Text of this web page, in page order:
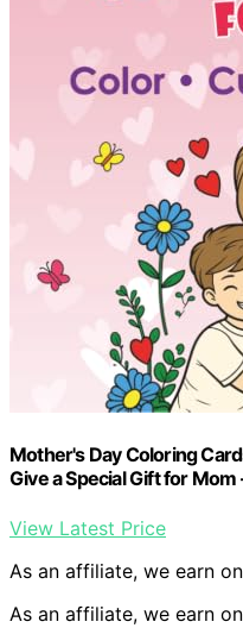
Mother's Day Coloring
Give a Special Gift for
View Latest Price
As an affiliate, we earn
As an affiliate, we earn